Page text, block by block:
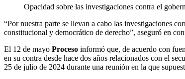
Opacidad sobre las investigaciones contra el
“Por nuestra parte se llevan a cabo las investigaciones
constitucional y democrático de derecho”, aseguró en
El 12 de mayo Proceso informó que, de acuerdo con
en su contra desde hace dos años relacionados con el
25 de julio de 2024 durante una reunión en la que